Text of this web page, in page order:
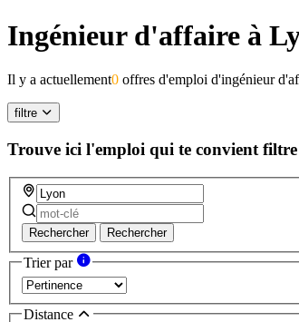
Ingénieur d'affaire à
Il y a actuellement0 offres d'emploi d'ingénieur
filtre
Trouve ici l'emploi qui te convient filtre
Rechercher Rechercher
Trier par
Distance